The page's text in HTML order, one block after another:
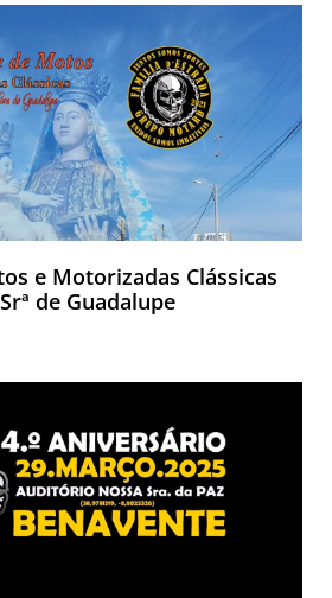
e Motorizadas Clássicas
de Guadalupe